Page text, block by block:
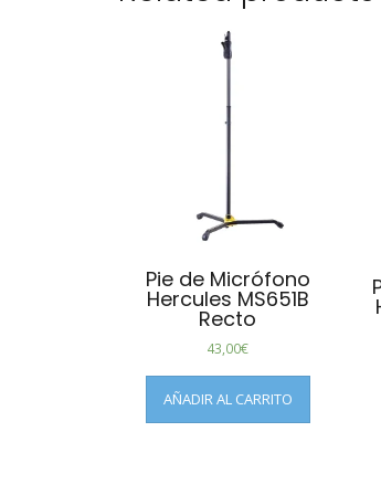
Pie de Micrófono
Hercules MS651B
Recto
43,00€
AÑADIR AL CARRITO